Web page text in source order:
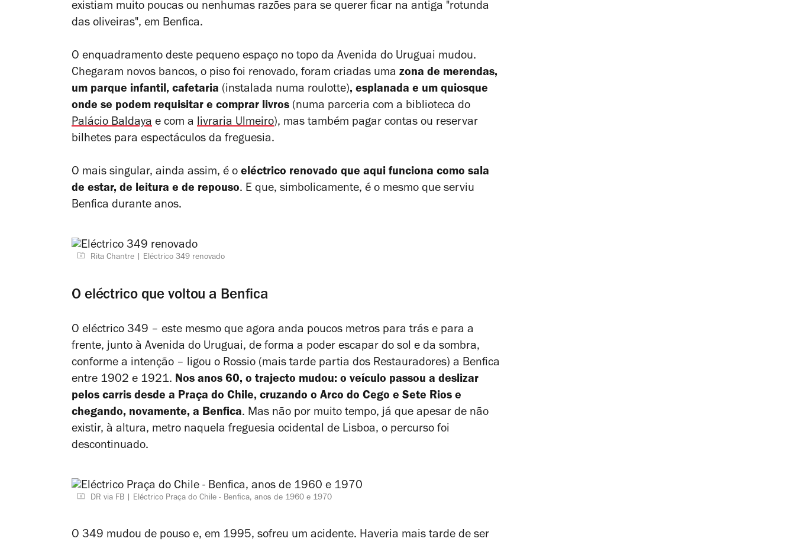
existiam muito poucas ou nenhumas razões para se querer ficar na antiga "rotunda
das oliveiras", em Benfica.
O enquadramento deste pequeno espaço no topo da Avenida do Uruguai mudou.
Chegaram novos bancos, o piso foi renovado, foram criadas uma zona de merendas,
um parque infantil, cafetaria (instalada numa roulotte), esplanada e um quiosque
onde se podem requisitar e comprar livros (numa parceria com a biblioteca do
Palácio Baldaya e com a livraria Ulmeiro), mas também pagar contas ou reservar
bilhetes para espectáculos da freguesia.
O mais singular, ainda assim, é o eléctrico renovado que aqui funciona como sala
de estar, de leitura e de repouso. E que, simbolicamente, é o mesmo que serviu
Benfica durante anos.
Rita Chantre Eléctrico 349 renovado
O eléctrico que voltou a Benfica
O eléctrico 349 – este mesmo que agora anda poucos metros para trás e para a
frente, junto à Avenida do Uruguai, de forma a poder escapar do sol e da sombra,
conforme a intenção – ligou o Rossio (mais tarde partia dos Restauradores) a Benfica
entre 1902 e 1921. Nos anos 60, o trajecto mudou: o veículo passou a deslizar
pelos carris desde a Praça do Chile, cruzando o Arco do Cego e Sete Rios e
chegando, novamente, a Benfica. Mas não por muito tempo, já que apesar de não
existir, à altura, metro naquela freguesia ocidental de Lisboa, o percurso foi
descontinuado.
DR via FB Eléctrico Praça do Chile - Benfica, anos de 1960 e 1970
O 349 mudou de pouso e, em 1995, sofreu um acidente. Haveria mais tarde de ser